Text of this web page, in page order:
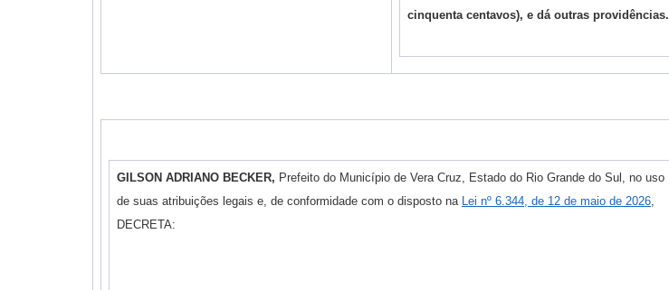
cinquenta centavos), e dá outras providências.
GILSON ADRIANO BECKER, Prefeito do Município de Vera Cruz, Estado do Rio Grande do Sul, no uso
de suas atribuições legais e, de conformidade com o disposto na Lei nº 6.344, de 12 de maio de 2026,
DECRETA: